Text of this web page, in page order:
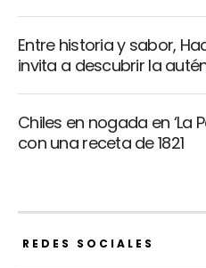
Entre historia y sabor,
invita a descubrir la
Chiles en nogada en ‘La
con una receta de 1821
REDES SOCIALES